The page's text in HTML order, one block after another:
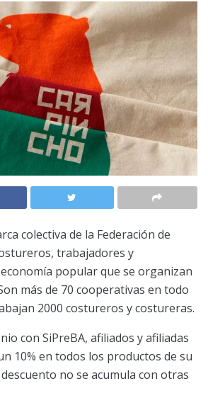
colectiva de la Federación de
trabajadores y
popular que se organizan
más de 70 cooperativas en todo
2000 costureros y costureras.
con SiPreBA, afiliados y afiliadas
10% en todos los productos de su
descuento no se acumula con otras